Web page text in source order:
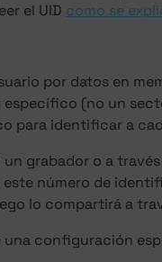
el UID como se
por datos en
específico (no un
para identificar a
grabador o a
número de
lo compartirá a
configuración